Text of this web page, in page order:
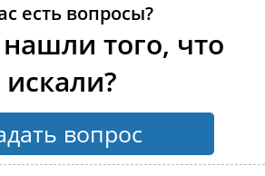
есть вопросы?
того, что
искали?
вопрос